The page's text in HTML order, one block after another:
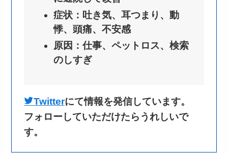
症状：吐き気、耳つまり、動
悸、頭痛、不安感
原因：仕事、ペットロス、検索
のしすぎ
Twitterにて情報を発信しています。
フォローしていただけたらうれしいで
す。